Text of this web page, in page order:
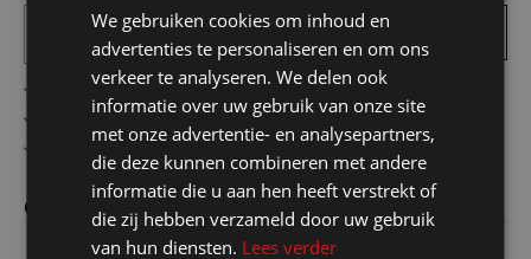
Inwinkelmandje
Gratis verzending in België vanaf €75
Veilig online betalen
Omschrijving
We gebruiken cookies om inhoud en
advertenties te personaliseren en om ons
verkeer te analyseren. We delen ook
informatie over uw gebruik van onze site
met onze advertentie- en analysepartners,
die deze kunnen combineren met andere
informatie die u aan hen heeft verstrekt of
die zij hebben verzameld door uw gebruik
van hun diensten. Lees verder